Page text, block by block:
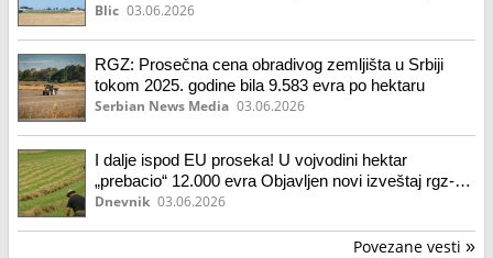
gde je zabeležen eksplozivan rast od čak 50%
Blic 03.06.2026
RGZ: Prosečna cena obradivog zemljišta u Srbiji
tokom 2025. godine bila 9.583 evra po hektaru
Serbian News Media 03.06.2026
I dalje ispod EU proseka! U vojvodini hektar
„prebacio“ 12.000 evra Objavljen novi izveštaj rgz-a
o cenama poljoprivrednog zemljišta Dinamična
Dnevnik 03.06.2026
Povezane vesti »